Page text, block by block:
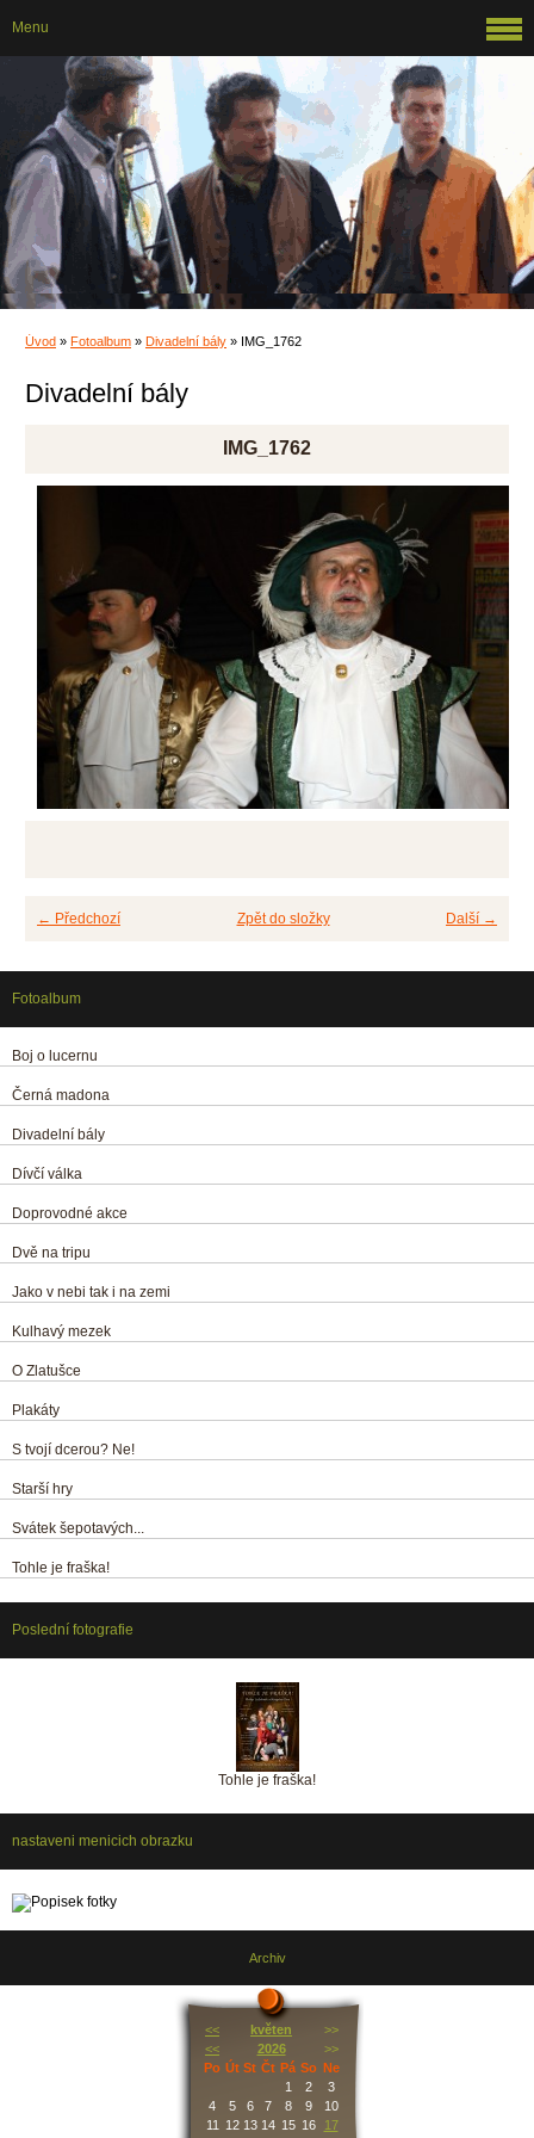
Úvod » Fotoalbum » Divadelní bály » IMG_1762
Divadelní bály
IMG_1762
← Předchozí Další →
Zpět do složky
Menu
Fotoalbum
Boj o lucernu
Černá madona
Divadelní bály
Dívčí válka
Doprovodné akce
Dvě na tripu
Jako v nebi tak i na zemi
Kulhavý mezek
O Zlatušce
Plakáty
S tvojí dcerou? Ne!
Starší hry
Svátek šepotavých...
Tohle je fraška!
Poslední fotografie
Tohle je fraška!
nastaveni menicich obrazku
Archiv
<< květen
>>
<<
2026
>>
Po Út St Čt Pá So Ne
1
2
3
4
5 6 7 8 9
10
11
12 13 14 15 16
17